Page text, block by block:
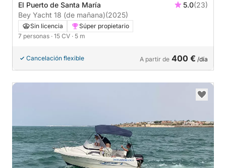
El Puerto de Santa María 5.0(23)
Bey Yacht 18 (de mañana)(2025)
Sin licencia
Súper propietario
7 personas · 15 CV · 5 m
Cancelación flexible A partir de 400 € /día